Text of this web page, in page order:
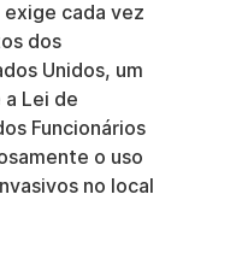
cada vez
dos
Unidos, um
Lei de
Funcionários
o uso
no local